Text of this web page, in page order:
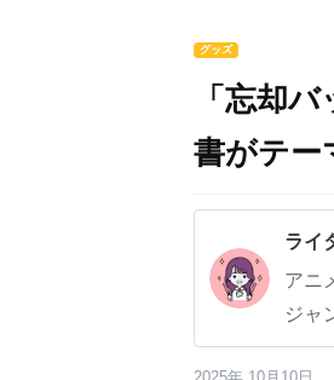
グッズ
「忘却
書がテー
ライ
アニ
ジャ